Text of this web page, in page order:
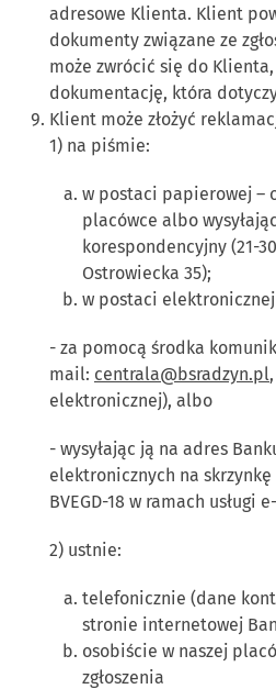
adresowe Klienta. Klient
dokumenty związane ze
może zwrócić się do Klienta,
dokumentację, która
Klient może złożyć
1) na piśmie:
w postaci papierowej –
placówce albo
korespondencyjny (21-
Ostrowiecka 35);
w postaci
- za pomocą środka
mail: centrala@bsradzyn.pl
elektronicznej), albo
- wysyłając ją na adres
elektronicznych na skrzynkę
BVEGD-18 w ramach usługi
2) ustnie:
telefonicznie (dane
stronie internetowej
osobiście w naszej
zgłoszenia